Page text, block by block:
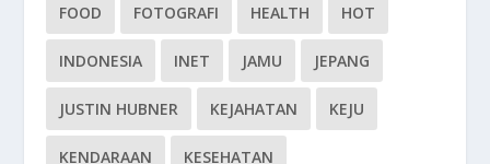
FOOD FOTOGRAFI HEALTH HOT
INDONESIA INET JAMU JEPANG
JUSTIN HUBNER KEJAHATAN KEJU
KENDARAAN KESEHATAN